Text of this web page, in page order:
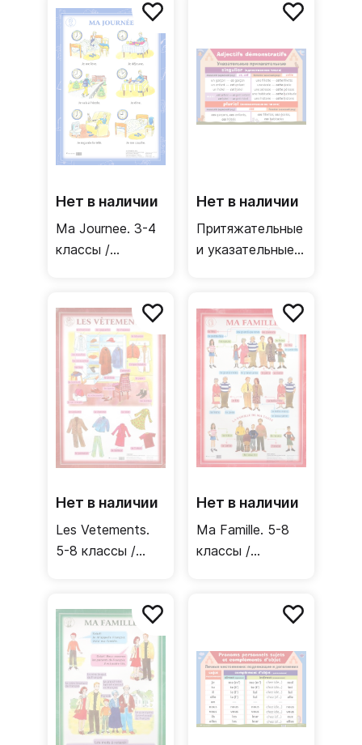
Согласование
времен в
прошедшем
времени /
Двусторонний
плакат
(французский
язык)
Нет в наличии
Ma Journee. 3-4
классы /
(французский
язык)
Нет в наличии
Притяжательные
и указательные
плакат
(французский
язык)
Нет в наличии
Les Vetements.
5-8 классы /
(французский
язык)
Нет в наличии
Ma Famille. 5-8
классы /